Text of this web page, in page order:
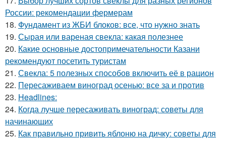
России: рекомендации фермерам
18. Фундамент из ЖБИ блоков: все, что нужно знать
19. Сырая или вареная свекла: какая полезнее
20. Какие основные достопримечательности Казани
рекомендуют посетить туристам
21. Свекла: 5 полезных способов включить её в рацион
22. Пересаживаем виноград осенью: все за и против
23. Headlines:
24. Когда лучше пересаживать виноград: советы для
начинающих
25. Как правильно привить яблоню на дичку: советы для